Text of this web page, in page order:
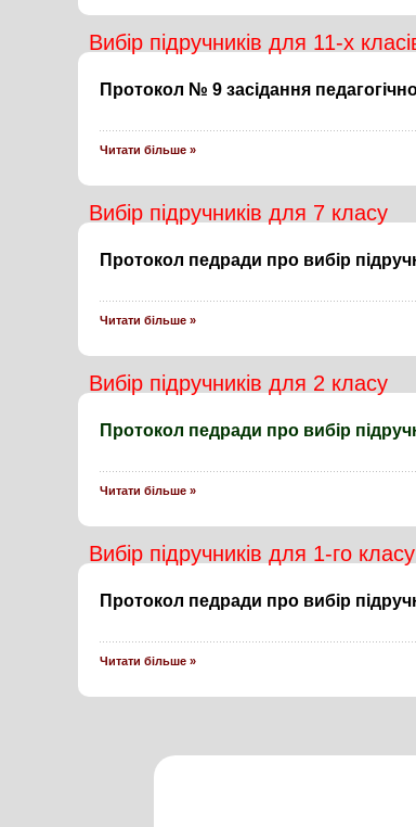
Вибір підручників для 11-х
Протокол № 9 засідання
Читати більше »
Вибір підручників для 7 класу
Протокол педради про вибір
Читати більше »
Вибір підручників для 2 класу
Протокол педради про вибір
Читати більше »
Вибір підручників для 1-го класу
Протокол педради про вибір
Читати більше »